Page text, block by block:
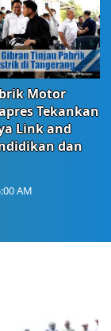
Motor
Tekankan
Link and
dan
AM